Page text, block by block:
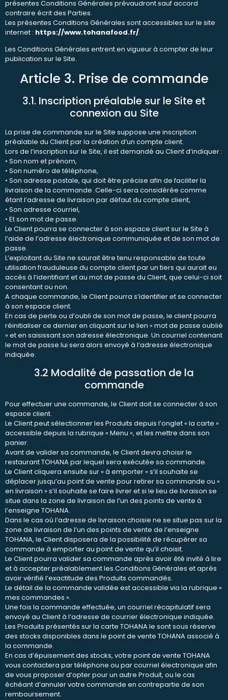
présentes Conditions Générales prévaudront sauf accord
contraire écrit des Parties.
Les présentes Conditions Générales sont accessibles sur le site
internet : https://www.tohanafood.fr/.
Les Conditions Générales entrent en vigueur à compter de leur
publication sur le Site.
Article 3. Prise de commande
3.1. Inscription préalable sur le Site et
connexion au Site
La prise de commande sur le Site suppose une inscription
préalable du Client par la création d’un compte client.
Lors de l’inscription sur le Site, il est demandé au Client d’indiquer :
• Son nom et prénom,
• Son numéro de téléphone,
• Son adresse postale, qui doit être précise afin de faciliter la
livraison de la commande .Celle-ci sera considérée comme
étant l’adresse de livraison par défaut du compte client,
• Son adresse courriel,
• Et son mot de passe.
Le Client pourra se connecter à son espace client sur le Site à
l’aide de l’adresse électronique communiquée et de son mot de
passe.
L’exploitant du Site ne saurait être tenu responsable de toute
utilisation frauduleuse du compte client par un tiers qui aurait eu
accès à l’identifiant et au mot de passe du Client, que celui-ci soit
consentant ou non.
A chaque commande, le Client pourra s’identifier et se connecter
à son espace client.
En cas de perte ou d’oubli de son mot de passe, le client pourra
réinitialiser ce dernier en cliquant sur le lien « mot de passe oublié
» et en saisissant son adresse électronique. Un courriel contenant
le mot de passe lui sera alors envoyé à l’adresse électronique
indiquée.
3.2 Modalité de passation de la
commande
Pour effectuer une commande, le Client doit se connecter à son
espace client.
Le Client peut sélectionner les Produits depuis l’onglet « la carte »
accessible depuis la rubrique « Menu », et les mettre dans son
panier.
Avant de valider sa commande, le Client devra choisir le
restaurant TOHANA par lequel sera exécutée sa commande.
Le Client cliquera ensuite sur « à emporter » s’il souhaite se
déplacer jusqu’au point de vente pour retirer sa commande ou «
en livraison » s’il souhaite se faire livrer et si le lieu de livraison se
situe dans la zone de livraison de l’un des points de vente à
l’enseigne TOHANA.
Dans le cas où l’adresse de livraison choisie ne se situe pas sur la
zone de livraison de l’un des points de vente de l’enseigne
TOHANA, le Client disposera de la possibilité de récupérer sa
commande à emporter au point de vente qu’il choisit.
Le Client pourra valider sa commande après avoir été invité à lire
et à accepter préalablement les Conditions Générales et après
avoir vérifié l’exactitude des Produits commandés.
Le détail de la commande validée est accessible via la rubrique «
mes commandes ».
Une fois la commande effectuée, un courriel récapitulatif sera
envoyé au Client à l’adresse de courrier électronique indiquée.
Les Produits présentés sur la carte TOHANA le sont sous réserve
des stocks disponibles dans le point de vente TOHANA associé à
la commande.
En cas d’épuisement des stocks, votre point de vente TOHANA
vous contactera par téléphone ou par courriel électronique afin
de vous proposer d’opter pour un autre Produit, ou le cas
échéant d’annuler votre commande en contrepartie de son
remboursement.